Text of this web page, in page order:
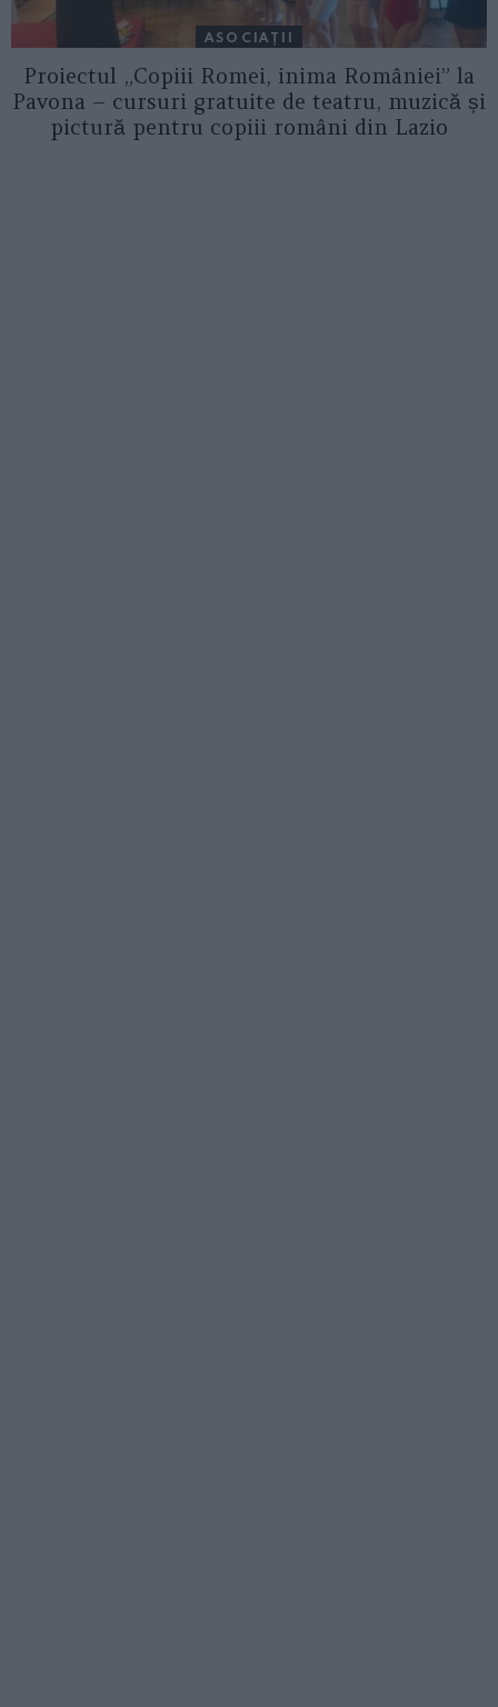
ASOCIAŢII
Proiectul „Copiii Romei, inima României” la
Pavona – cursuri gratuite de teatru, muzică și
pictură pentru copiii români din Lazio